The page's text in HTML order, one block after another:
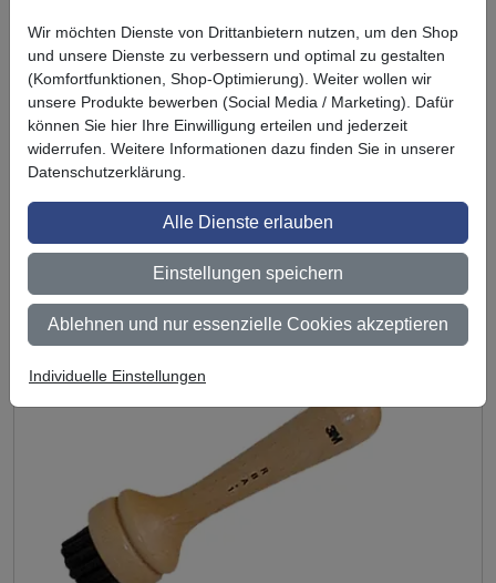
Test
Für Preisanzeige bitteeinloggen
Wir möchten Dienste von Drittanbietern nutzen, um den Shop
und unsere Dienste zu verbessern und optimal zu gestalten
(Komfortfunktionen, Shop-Optimierung). Weiter wollen wir
unsere Produkte bewerben (Social Media / Marketing). Dafür
können Sie hier Ihre Einwilligung erteilen und jederzeit
widerrufen. Weitere Informationen dazu finden Sie in unserer
Datenschutzerklärung.
Alle Dienste erlauben
Einstellungen speichern
Ablehnen und nur essenzielle Cookies akzeptieren
Individuelle Einstellungen